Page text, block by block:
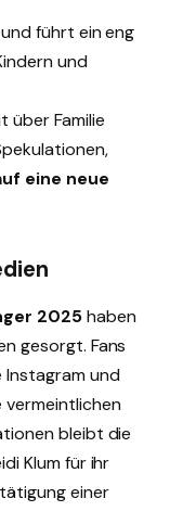
führt ein eng
und
über Familie
eine neue
2025haben
gesorgt. Fans
Instagram und
vermeintlichen
bleibt die
Klum für ihr
einer